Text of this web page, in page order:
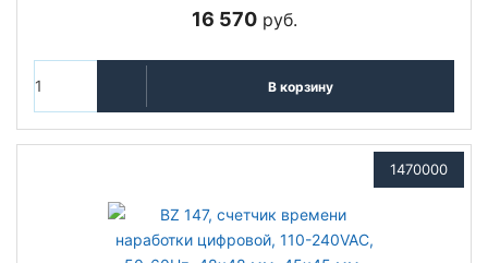
16 570руб.
В корзину
1470000